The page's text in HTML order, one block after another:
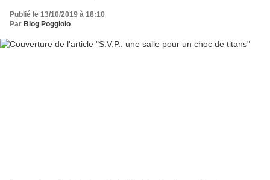
Publié le 13/10/2019 à 18:10
Par Blog Poggiolo